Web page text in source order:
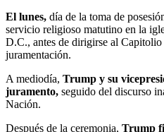
El lunes, día de la toma de
servicio religioso matutino en la
D.C., antes de dirigirse al Capitolio
juramentación.
A mediodía, Trump y su
juramento, seguido del discurso
Nación.
Después de la ceremonia, Trump